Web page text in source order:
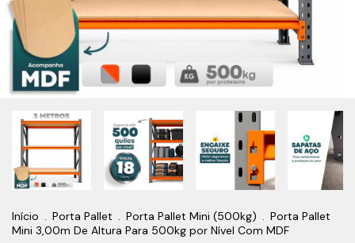
Início . Porta Pallet . Porta Pallet Mini (500kg) . Porta Pallet
Mini 3,00m De Altura Para 500kg por Nível Com MDF